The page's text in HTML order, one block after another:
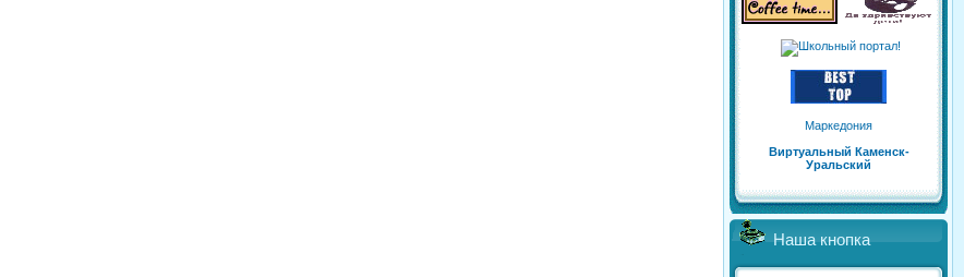
Маркедония
Виртуальный Каменск-
Уральский
Наша кнопка